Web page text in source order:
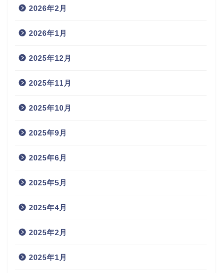
2026年2月
2026年1月
2025年12月
2025年11月
2025年10月
2025年9月
2025年6月
2025年5月
2025年4月
2025年2月
2025年1月